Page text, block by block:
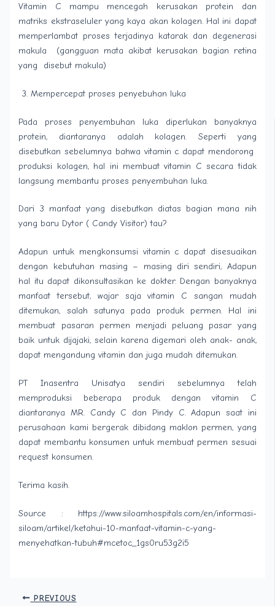
Vitamin C mampu mencegah kerusakan protein dan
matriks ekstraseluler yang kaya akan kolagen. Hal ini dapat
memperlambat proses terjadinya katarak dan degenerasi
makula (gangguan mata akibat kerusakan bagian retina
yang disebut makula)
Mempercepat proses penyebuhan luka
Pada proses penyembuhan luka diperlukan banyaknya
protein, diantaranya adalah kolagen. Seperti yang
disebutkan sebelumnya bahwa vitamin c dapat mendorong
produksi kolagen, hal ini membuat vitamin C secara tidak
langsung membantu proses penyembuhan luka.
Dari 3 manfaat yang disebutkan diatas bagian mana nih
yang baru Dytor ( Candy Visitor) tau?
Adapun untuk mengkonsumsi vitamin c dapat disesuaikan
dengan kebutuhan masing – masing diri sendiri, Adapun
hal itu dapat dikonsultasikan ke dokter. Dengan banyaknya
manfaat tersebut, wajar saja vitamin C sangan mudah
ditemukan, salah satunya pada produk permen. Hal ini
membuat pasaran permen menjadi peluang pasar yang
baik untuk dijajaki, selain karena digemari oleh anak- anak,
dapat mengandung vitamin dan juga mudah ditemukan.
PT Inasentra Unisatya sendiri sebelumnya telah
memproduksi beberapa produk dengan vitamin C
diantaranya MR. Candy C dan Pindy C. Adapun saat ini
perusahaan kami bergerak dibidang maklon permen, yang
dapat membantu konsumen untuk membuat permen sesuai
request konsumen.
Terima kasih.
Source : https://www.siloamhospitals.com/en/informasi-
siloam/artikel/ketahui-10-manfaat-vitamin-c-yang-
menyehatkan-tubuh#mcetoc_1gs0ru53g2i5
PREVIOUS